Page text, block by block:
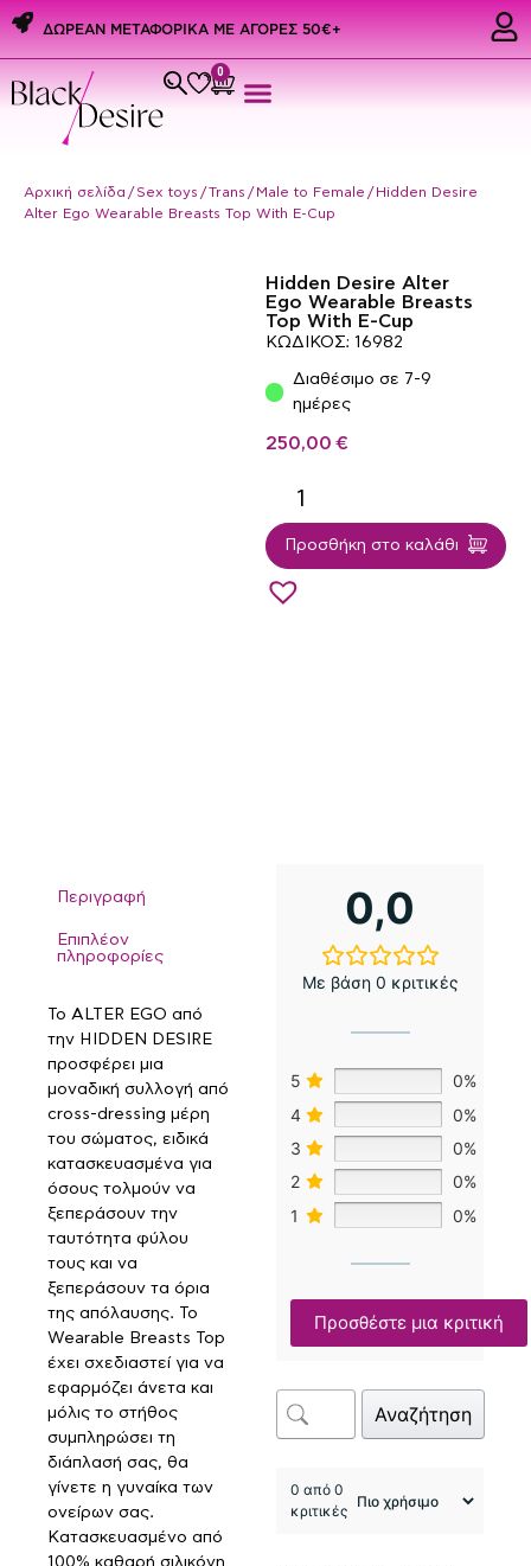
ΔΩΡΕΑΝ ΜΕΤΑΦΟΡΙΚΑ ME ΑΓΟΡΕΣ 50€+
0
Αρχική σελίδα / Sex toys /Trans / Male to Female / Hidden Desire
Alter Ego Wearable Breasts Top With E-Cup
Hidden Desire Alter
Ego Wearable Breasts
Top With E-Cup
ΚΩΔΙΚΟΣ: 16982
Διαθέσιμο σε 7-9
ημέρες
250,00 €
Προσθήκη στο καλάθι
0,0
Με βάση 0 κριτικές
5
0%
4
0%
3
0%
2
0%
1
0%
Προσθέστε μια κριτική
Αναζήτηση
0 από 0
κριτικές
Περιγραφή
Επιπλέον
πληροφορίες
Το ALTER EGO από
την HIDDEN DESIRE
προσφέρει μια
μοναδική συλλογή από
cross-dressing μέρη
του σώματος, ειδικά
κατασκευασμένα για
όσους τολμούν να
ξεπεράσουν την
ταυτότητα φύλου
τους και να
ξεπεράσουν τα όρια
της απόλαυσης. Το
Wearable Breasts Top
έχει σχεδιαστεί για να
εφαρμόζει άνετα και
μόλις το στήθος
συμπληρώσει τη
διάπλασή σας, θα
γίνετε η γυναίκα των
ονείρων σας.
Κατασκευασμένο από
100% καθαρή σιλικόνη